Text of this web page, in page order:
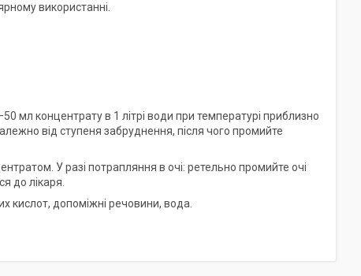
використанні.
мл концентрату в 1 літрі води при температурі приблизно
від ступеня забруднення, після чого промийте
У разі потрапляння в очі: ретельно промийте очі
до лікаря.
кислот, допоміжні речовини, вода.